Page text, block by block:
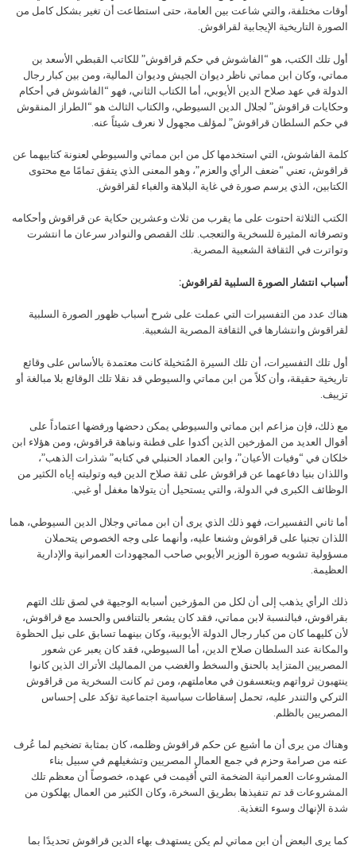
أوقات مختلفة، والتي شاعت بين العامة، حتى استطاعت أن تغير بشكل كامل من
الصورة التاريخية الإيجابية لقراقوش.
أول تلك الكتب، هو “الفاشوش في حكم قراقوش” للكاتب القبطي الأسعد بن
مماتي، وكان ابن مماتي ناظر ديوان الجيش وديوان المالية، ومن بين كبار رجال
الدولة في عهد صلاح الدين الأيوبي، أما الكتاب الثاني، فهو “الفاشوش في أحكام
وحكايات قراقوش” لجلال الدين السيوطي، والكتاب الثالث هو “الطراز المنقوش
في حكم السلطان قراقوش” لمؤلف مجهول لا نعرف شيئاً عنه.
كلمة الفاشوش، التي استخدمها كل من ابن مماتي والسيوطي لعنونة كتابيهما عن
قراقوش، تعني “ضعف الرأي والعزم”، وهو المعنى الذي يتفق تمامًا مع محتوى
الكتابين، الذي يرسم صورة في غاية البلاهة والغباء لقراقوش.
الكتب الثلاثة احتوت على ما يقرب من ثلاث وعشرين حكاية عن قراقوش وأحكامه
وتصرفاته المثيرة للسخرية والتعجب. تلك القصص والنوادر سرعان ما انتشرت
وتواترت في الثقافة الشعبية المصرية.
أسباب انتشار الصورة السلبية لقراقوش:
هناك عدد من التفسيرات التي عملت على شرح أسباب ظهور الصورة السلبية
لقراقوش وانتشارها في الثقافة المصرية الشعبية.
أول تلك التفسيرات، أن تلك السيرة المُتخيلة كانت معتمدة بالأساس على وقائع
تاريخية حقيقة، وأن كلاً من ابن مماتي والسيوطي قد نقلا تلك الوقائع بلا مبالغة أو
تزييف.
مع ذلك، فإن مزاعم ابن مماتي والسيوطي يمكن دحضها ورفضها اعتماداً على
أقوال العديد من المؤرخين الذين أكدوا على فطنة ونباهة قراقوش، ومن هؤلاء ابن
خلكان في “وفيات الأعيان”، وابن العماد الحنبلي في كتابه” شذرات الذهب”،
واللذان بنيا دفاعهما عن قراقوش على ثقة صلاح الدين فيه وتوليته إياه الكثير من
الوظائف الكبرى في الدولة، والتي يستحيل أن يتولاها مغفل أو غبي.
أما ثاني التفسيرات، فهو ذلك الذي يرى أن ابن مماتي وجلال الدين السيوطي، هما
اللذان تجنيا على قراقوش وشنعا عليه، وأنهما على وجه الخصوص يتحملان
مسؤولية تشويه صورة الوزير الأيوبي صاحب المجهودات العمرانية والإدارية
العظيمة.
ذلك الرأي يذهب إلى أن لكل من المؤرخين أسبابه الوجيهة في لصق تلك التهم
بقراقوش، فبالنسبة لابن مماتي، فقد كان يشعر بالتنافس والحسد مع قراقوش،
لأن كليهما كان من كبار رجال الدولة الأيوبية، وكان بينهما تسابق على نيل الحظوة
والمكانة عند السلطان صلاح الدين، أما السيوطي، فقد كان يعبر عن شعور
المصريين المتزايد بالحنق والسخط والغضب من المماليك الأتراك الذين كانوا
ينتهبون ثرواتهم ويتعسفون في معاملتهم، ومن ثم كانت السخرية من قراقوش
التركي والتندر عليه، تحمل إسقاطات سياسية اجتماعية تؤكد على إحساس
المصريين بالظلم.
وهناك من يرى أن ما أشيع عن حكم قراقوش وظلمه، كان بمثابة تضخيم لما عُرف
عنه من صرامة وحزم في جمع العمال المصريين وتشغيلهم في سبيل بناء
المشروعات العمرانية الضخمة التي أُقيمت في عهده، خصوصاً أن معظم تلك
المشروعات قد تم تنفيذها بطريق السخرة، وكان الكثير من العمال يهلكون من
شدة الإنهاك وسوء التغذية.
كما يرى البعض أن ابن مماتي لم يكن يستهدف بهاء الدين قراقوش تحديدًا بما